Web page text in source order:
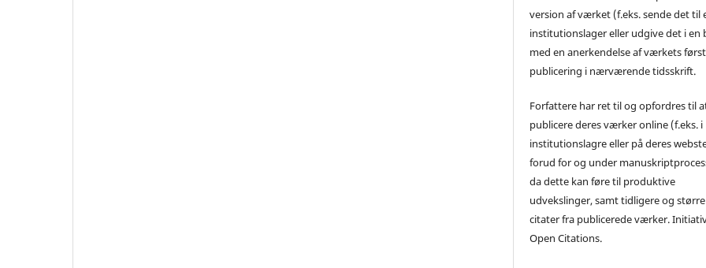
version af værket (f.eks. sende det til
institutionslager eller udgive det i en
med en anerkendelse af værkets
publicering i nærværende tidsskrift.
Forfattere har ret til og opfordres til
publicere deres værker online (f.eks. i
institutionslagre eller på deres
forud for og under
da dette kan føre til produktive
udvekslinger, samt tidligere og større
citater fra publicerede værker.
Open Citations.